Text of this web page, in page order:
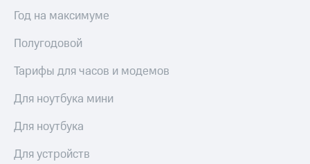
Год на максимуме
Полугодовой
Тарифы для часов и модемов
Для ноутбука мини
Для ноутбука
Для устройств